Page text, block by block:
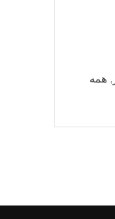
, همه